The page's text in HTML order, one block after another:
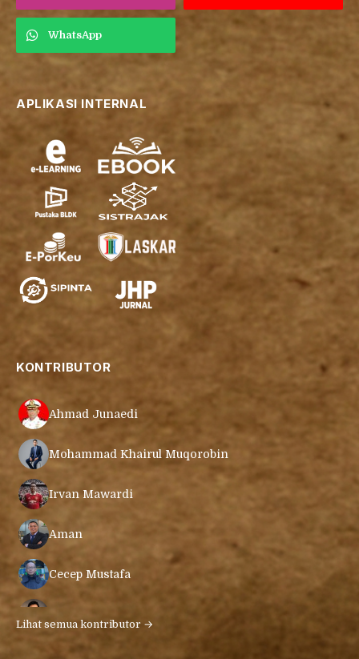
WhatsApp
APLIKASI INTERNAL
KONTRIBUTOR
Ahmad Junaedi
Mohammad Khairul Muqorobin
Irvan Mawardi
Aman
Cecep Mustafa
Ari Gunawan
Lihat semua kontributor →